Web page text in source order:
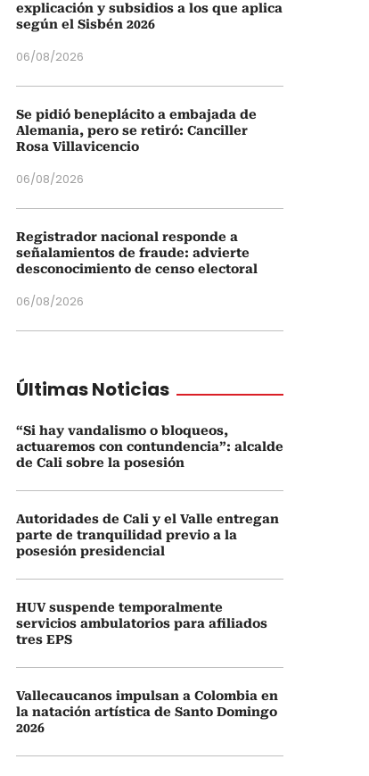
explicación y subsidios a los que aplica
según el Sisbén 2026
06/08/2026
Se pidió beneplácito a embajada de
Alemania, pero se retiró: Canciller
Rosa Villavicencio
06/08/2026
Registrador nacional responde a
señalamientos de fraude: advierte
desconocimiento de censo electoral
06/08/2026
Últimas Noticias
“Si hay vandalismo o bloqueos,
actuaremos con contundencia”: alcalde
de Cali sobre la posesión
Autoridades de Cali y el Valle entregan
parte de tranquilidad previo a la
posesión presidencial
HUV suspende temporalmente
servicios ambulatorios para afiliados
tres EPS
Vallecaucanos impulsan a Colombia en
la natación artística de Santo Domingo
2026